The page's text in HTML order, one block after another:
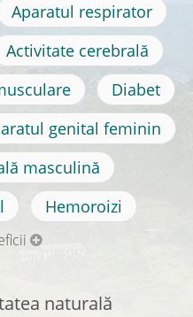
Aparatul respirator
Activitate cerebrală
Diabet
genital feminin
masculină
Hemoroizi
naturală